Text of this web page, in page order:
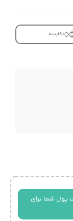
مقایسه
پول شما برای